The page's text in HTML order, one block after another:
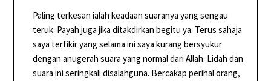
Paling terkesan ialah keadaan suaranya yang sengau
teruk. Payah juga jika ditakdirkan begitu ya. Terus sahaja
saya terfikir yang selama ini saya kurang bersyukur
dengan anugerah suara yang normal dari Allah. Lidah dan
suara ini seringkali disalahguna. Bercakap perihal orang,